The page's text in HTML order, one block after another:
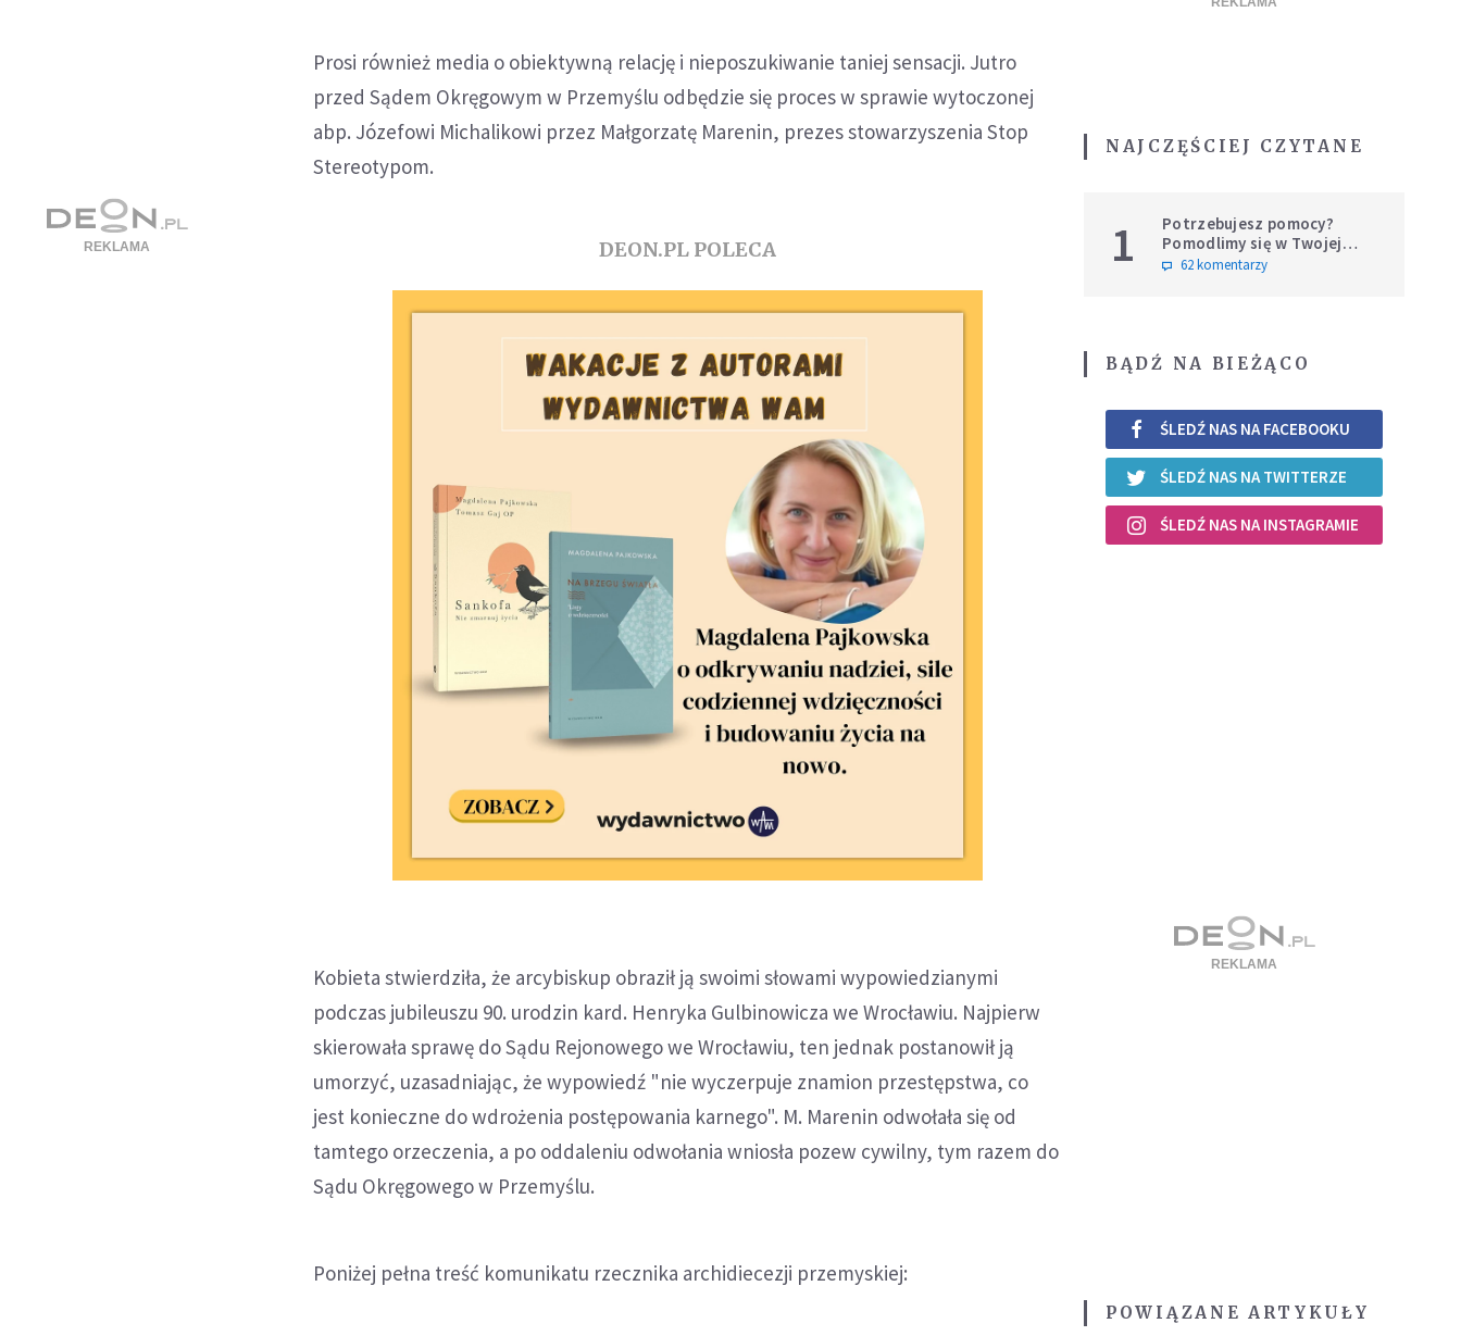
Prosi również media o obiektywną relację i nieposzukiwanie taniej sensacji. Jutro
przed Sądem Okręgowym w Przemyślu odbędzie się proces w sprawie wytoczonej
abp. Józefowi Michalikowi przez Małgorzatę Marenin, prezes stowarzyszenia Stop
Stereotypom.
DEON.PL POLECA
Kobieta stwierdziła, że arcybiskup obraził ją swoimi słowami wypowiedzianymi
podczas jubileuszu 90. urodzin kard. Henryka Gulbinowicza we Wrocławiu. Najpierw
skierowała sprawę do Sądu Rejonowego we Wrocławiu, ten jednak postanowił ją
umorzyć, uzasadniając, że wypowiedź "nie wyczerpuje znamion przestępstwa, co
jest konieczne do wdrożenia postępowania karnego". M. Marenin odwołała się od
tamtego orzeczenia, a po oddaleniu odwołania wniosła pozew cywilny, tym razem do
Sądu Okręgowego w Przemyślu.
Poniżej pełna treść komunikatu rzecznika archidiecezji przemyskiej:
NAJCZĘŚCIEJ CZYTANE
1
Potrzebujesz pomocy?
Pomodlimy się w Twojej
intencji
62 komentarzy
BĄDŹ NA BIEŻĄCO
ŚLEDŹ NAS NA FACEBOOKU
ŚLEDŹ NAS NA TWITTERZE
ŚLEDŹ NAS NA INSTAGRAMIE
POWIĄZANE ARTYKUŁY